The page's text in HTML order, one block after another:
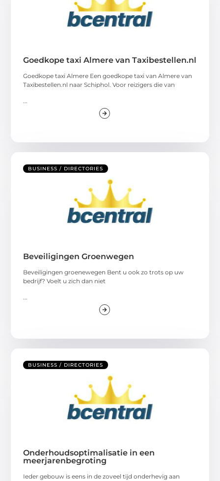
Goedkope taxi Almere van Taxibestellen.nl
Goedkope taxi Almere Een goedkope taxi van Almere van
Taxibestellen.nl naar Schiphol. Voor reizigers die van
BUSINESS / DIRECTORIES
Beveiligingen Groenwegen
Beveiligingen groenewegen Bent u ook zo trots op uw
bedrijf? Voelt u zich dan niet
BUSINESS / DIRECTORIES
Onderhoudsoptimalisatie in een
meerjarenbegroting
Ieder gebouw is eens in de zoveel tijd onderhevig aan